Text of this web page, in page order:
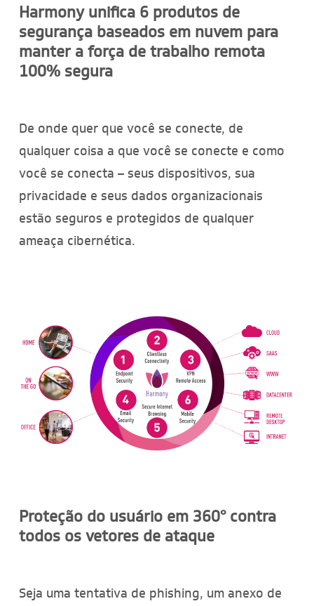
Harmony unifica 6 produtos de
segurança baseados em nuvem para
manter a força de trabalho remota
100% segura
De onde quer que você se conecte, de
qualquer coisa a que você se conecte e como
você se conecta – seus dispositivos, sua
privacidade e seus dados organizacionais
estão seguros e protegidos de qualquer
ameaça cibernética.
Proteção do usuário em 360° contra
todos os vetores de ataque
Seja uma tentativa de phishing, um anexo de